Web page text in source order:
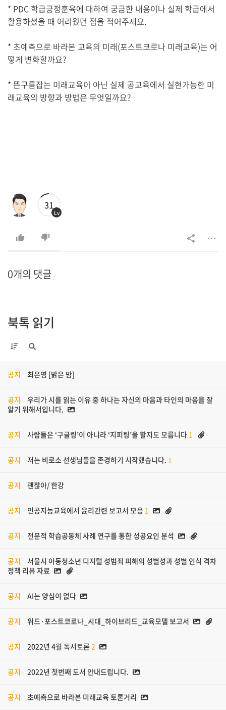
* PDC 학급긍정훈육에 대하여 궁금한 내용이나 실제 학급에서
활용하셨을 때 어려웠던 점을 적어주세요.
* 초예측으로 바라본 교육의 미래(포스트코로나 미래교육)는 어
떻게 변화할까요?
* 뜬구름잡는 미래교육이 아닌 실제 공교육에서 실현가능한 미
래교육의 방향과 방법은 무엇일까요?
31
Lv
0개의 댓글
북톡 읽기
공지 최은영 [밝은 밤]
공지
우리가 시를 읽는 이유 중 하나는 자신의 마음과 타인의 마음을 잘
알기 위해서입니다.
공지 사람들은 ‘구글링’이 아니라 ‘지피팅’을 할지도 모릅니다 1
공지 저는 비로소 선생님들을 존경하기 시작했습니다. 1
공지 괜찮아/ 한강
공지 인공지능교육에서 윤리관련 보고서 모음 1
공지 전문적 학습공동체 사례 연구를 통한 성공요인 분석
공지
서울시 아동청소년 디지털 성범죄 피해의 성별성과 성별 인식 격차
정책 리뷰 자료
공지 AI는 양심이 없다
공지 위드·포스트코로나_시대_하이브리드_교육모델 보고서
공지 2022년 4월 독서토론2
공지 2022년 첫번째 도서 안내드립니다.
공지 초예측으로 바라본 미래교육 토론거리